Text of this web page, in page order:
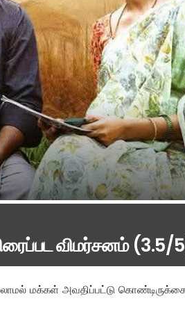
விமர்சனம் (3.5/
மக்கள் அவதிப்பட்டு